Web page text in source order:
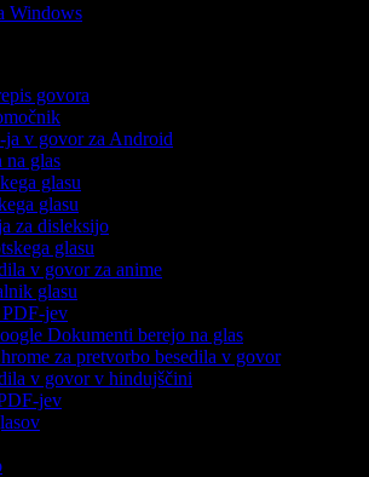
Windows
govora
ja v govor za Android
na glas
glasu
glasu
za disleksijo
glasu
v govor za anime
glasu
jev
Dokumenti berejo na glas
za pretvorbo besedila v govor
v govor v hindujščini
jev